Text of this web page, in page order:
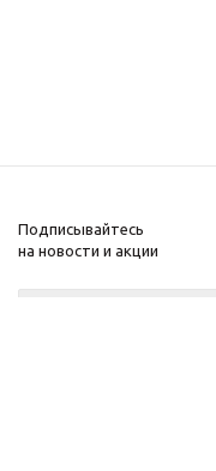
Подписывайтесь
на новости и акции